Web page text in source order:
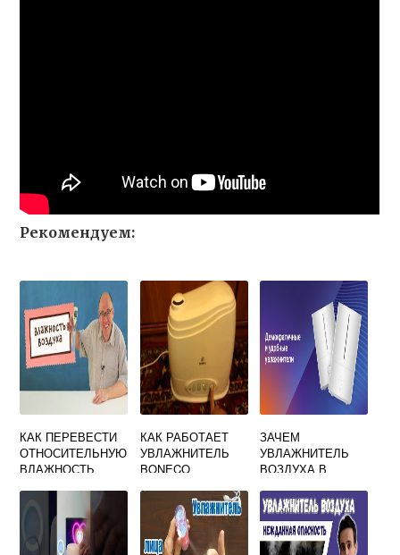
Рекомендуем:
КАК ПЕРЕВЕСТИ
ОТНОСИТЕЛЬНУЮ
ВЛАЖНОСТЬ
АБСОЛЮТНУЮ
КАК РАБОТАЕТ
УВЛАЖНИТЕЛЬ
BONECO
ЗАЧЕМ
УВЛАЖНИТЕЛЬ
ВОЗДУХА В
РЕБЕНКА НУЖЕН